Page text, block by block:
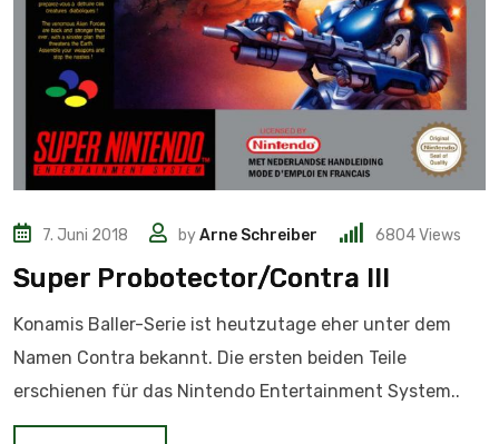
7. Juni 2018 byArne Schreiber 6804Views
Super Probotector/Contra III
Konamis Baller-Serie ist heutzutage eher unter dem
Namen Contra bekannt. Die ersten beiden Teile
erschienen für das Nintendo Entertainment System..